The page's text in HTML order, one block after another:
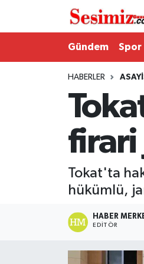
Gündem Spor
HABERLER
firari
Tokat'ta
hükümlü,
HABER
EDITÖR
Magazin
Politika
Nöbetçi Eczaneler
Hava Durumu
Namaz Vakitleri
Trafik Durumu
Tüm Manşetler
Son Dakika Haberleri